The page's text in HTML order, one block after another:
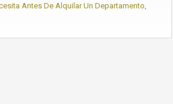
Antes De Alquilar Un Departamento,